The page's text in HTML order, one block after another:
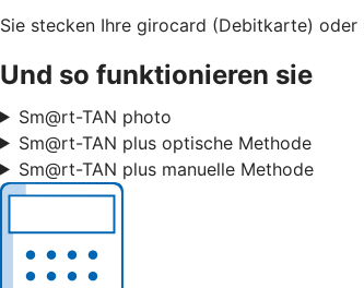
Sie stecken Ihre girocard (Debitkarte)
Und so funktionieren sie
Sm@rt-TAN photo
Sm@rt-TAN plus optische Methode
Sm@rt-TAN plus manuelle Methode